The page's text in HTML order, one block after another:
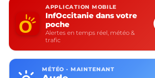
APPLICATION MOBILE
InfOccitanie dans votre
poche
Alertes en temps réel, météo &
trafic
MÉTÉO · MAINTENANT